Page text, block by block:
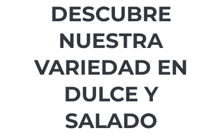
DESCUBRE
NUESTRA
VARIEDAD EN
DULCE Y
SALADO